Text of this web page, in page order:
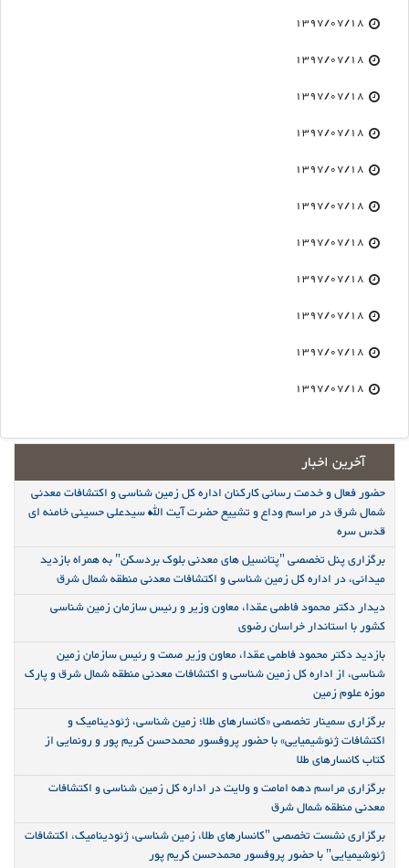
1397/07/18
1397/07/18
1397/07/18
1397/07/18
1397/07/18
1397/07/18
1397/07/18
1397/07/18
1397/07/18
1397/07/18
1397/07/18
آخرین اخبار
حضور فعال و خدمت رسانی کارکنان اداره کل زمین شناسی و اکتشافات معدنی
شمال شرق در مراسم وداع و تشییع حضرت آیت الله سیدعلی حسینی خامنه ای
قدس سره
برگزاری پنل تخصصی "پتانسیل های معدنی بلوک بردسکن" به همراه بازدید
میدانی، در اداره کل زمین شناسی و اکتشافات معدنی منطقه شمال شرق
دیدار دکتر محمود فاطمی عقدا، معاون وزیر و رئیس سازمان زمین شناسی
کشور با استاندار خراسان رضوی
بازدید دکتر محمود فاطمی عقدا، معاون وزیر صمت و رئیس سازمان زمین
شناسی، از اداره کل زمین شناسی و اکتشافات معدنی منطقه شمال شرق و پارک
موزه علوم زمین
برگزاری سمینار تخصصی «کانسارهای طلا؛ زمین شناسی، ژئودینامیک و
اکتشافات ژئوشیمیایی» با حضور پروفسور محمدحسن کریم پور و رونمایی از
کتاب کانسارهای طلا
برگزاری مراسم دهه امامت و ولایت در اداره کل زمین شناسی و اکتشافات
معدنی منطقه شمال شرق
برگزاری نشست تخصصی "کانسارهای طلا، زمین شناسی، ژئودینامیک، اکتشافات
ژئوشیمیایی" با حضور پروفسور محمدحسن کریم پور